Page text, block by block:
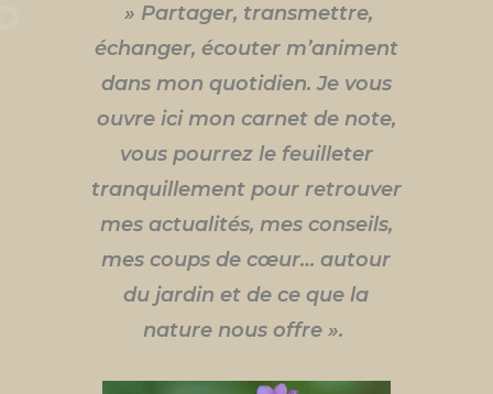
» Partager, transmettre,
échanger, écouter m’animent
dans mon quotidien. Je vous
ouvre ici mon carnet de note,
vous pourrez le feuilleter
tranquillement pour retrouver
mes actualités, mes conseils,
mes coups de cœur… autour
du jardin et de ce que la
nature nous offre ».